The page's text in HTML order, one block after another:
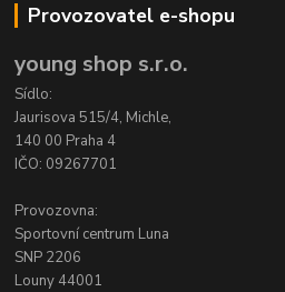
Provozovatel e-shopu
young shop s.r.o.
Sídlo:
Jaurisova 515/4, Michle,
140 00 Praha 4
IČO: 09267701
Provozovna:
Sportovní centrum Luna
SNP 2206
Louny 44001